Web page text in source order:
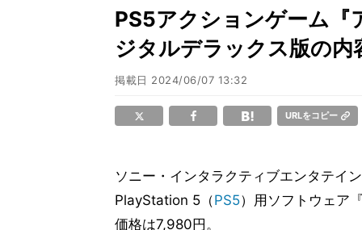
PS5アクションゲーム『
ジタルデラックス版の内
掲載日 2024/06/07 13:32
URLをコピー
ソニー・インタラクティブエンタテイ
PlayStation 5（PS5）用ソフトウェア
価格は7,980円。